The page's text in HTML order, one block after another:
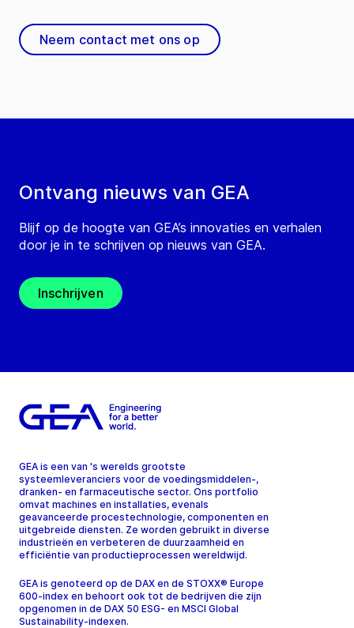
Ontvang nieuws van GEA
Blijf op de hoogte van GEA’s innovaties en verhalen
door je in te schrijven op nieuws van GEA.
Inschrijven
Neem contact met ons op
GEA is een van 's werelds grootste
systeemleveranciers voor de voedingsmiddelen-,
dranken- en farmaceutische sector. Ons portfolio
omvat machines en installaties, evenals
geavanceerde procestechnologie, componenten en
uitgebreide diensten. Ze worden gebruikt in diverse
industrieën en verbeteren de duurzaamheid en
efficiëntie van productieprocessen wereldwijd.
GEA is genoteerd op de DAX en de STOXX® Europe
600-index en behoort ook tot de bedrijven die zijn
opgenomen in de DAX 50 ESG- en MSCI Global
Sustainability-indexen.